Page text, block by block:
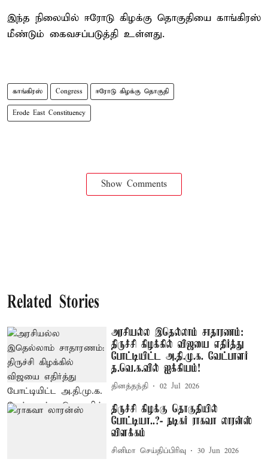
இந்த நிலையில் ஈரோடு கிழக்கு தொகுதியை காங்கிரஸ்
மீண்டும் கைவசப்படுத்தி உள்ளது.
காங்கிரஸ் Congress ஈரோடு கிழக்கு தொகுதி
Erode East Constituency
Show Comments
Related Stories
அரசியல்ல இதெல்லாம் சாதாரணம்:
திருச்சி கிழக்கில் விஜயை எதிர்த்து
போட்டியிட்ட அ.தி.மு.க. வேட்பாளர்
த.வெ.க.வில் ஐக்கியம்!
தினத்தந்தி 02 Jul 2026
திருச்சி கிழக்கு தொகுதியில்
போட்டியா..?- நடிகர் ராகவா லாரன்ஸ்
விளக்கம்
சினிமா செய்திப்பிரிவு 30 Jun 2026